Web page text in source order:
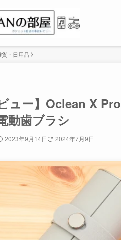
貨・日用品
ビュー】Oclean X
動歯ブラシ
2023年9月14日 2024年7月9日